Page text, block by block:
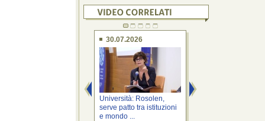
30.07.2026
Università: Rosolen,
serve patto tra istituzioni
e mondo ...